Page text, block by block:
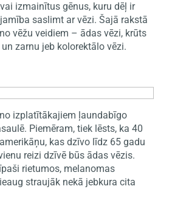
izmainītus gēnus, kuru dēļ ir
saslimt ar vēzi. Šajā rakstā
vēžu veidiem – ādas vēzi, krūts
zarnu jeb kolorektālo vēzi.
izplatītākajiem ļaundabīgo
Piemēram, tiek lēsts, ka 40
kas dzīvo līdz 65 gadu
reizi dzīvē būs ādas vēzis.
rietumos, melanomas
straujāk nekā jebkura cita